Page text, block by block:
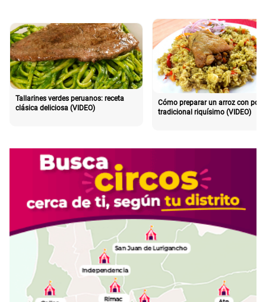
Tallarines verdes peruanos: receta
clásica deliciosa (VIDEO)
Cómo preparar un arroz con pollo
tradicional riquísimo (VIDEO)